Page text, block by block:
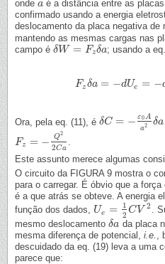
onde a
a é a distância entre as
confirmado usando a energia
deslocamento da placa negativa de
mantendo as mesmas cargas nas
campo é δW = Fzδa
δW= Fz δa ; usando a
F z δa = −dUe = −
Fzδa= −d Ue=−d Q2 2C
Ora, pela eq. (11), é δC = − ε0 A
a2 δa
δC= −ε 0A a2δa=
Fz = − Q2
2Ca
Fz =−Q2 2Ca
Este assunto merece algumas
O circuito da FIGURA 9 mostra o
para o carregar. É óbvio que a
é a que atrás se obteve. A energia
função dos dados, Ue =
1
2 CV 2
Ue =12 CV2
.
mesmo deslocamento δa
δa da placa
mesma diferença de potencial, i.e.
descuidado da eq. (19) leva a uma
parece que: